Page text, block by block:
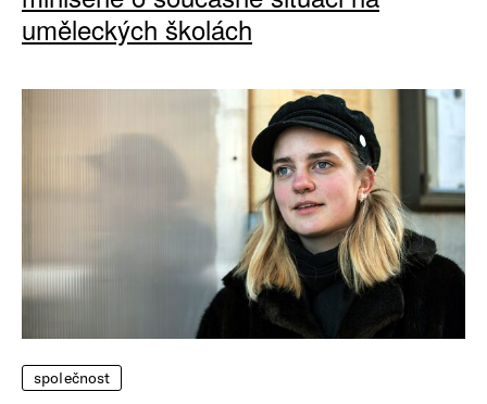
uměleckých školách
společnost